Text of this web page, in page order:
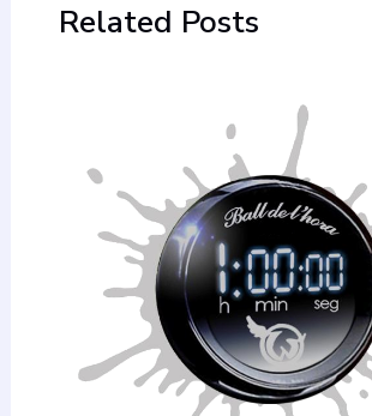
Related Posts